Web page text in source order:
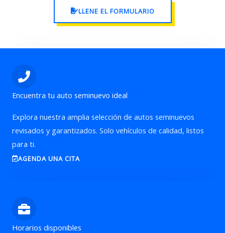
LLENE EL FORMULARIO
Encuentra tu auto seminuevo ideal
Explora nuestra amplia selección de autos seminuevos
revisados y garantizados. Solo vehículos de calidad, listos
para ti.
AGENDA UNA CITA
Horarios disponibles